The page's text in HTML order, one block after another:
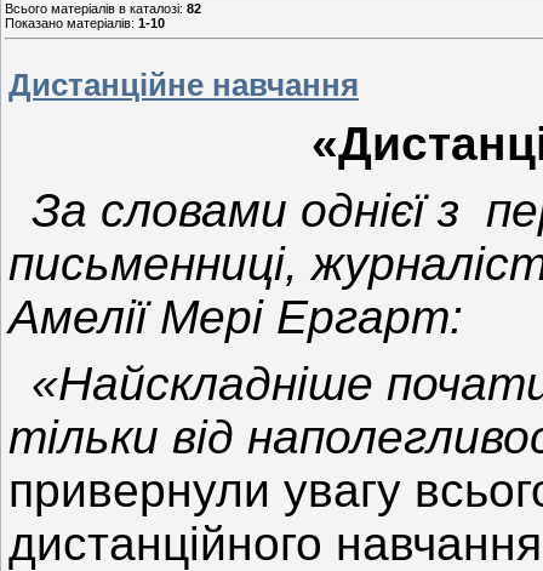
Всього матеріалів в каталозі: 82
Показано матеріалів: 1-10
Дистанційне навчання
За словами однієї з
письменниці,
Амелії Мері Ергарт:
«Найскладніше
тільки від
привернули увагу
дистанційного